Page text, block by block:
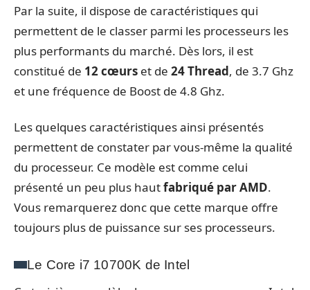
Par la suite, il dispose de caractéristiques qui
permettent de le classer parmi les processeurs les
plus performants du marché. Dès lors, il est
constitué de 12 cœurs et de 24 Thread, de 3.7 Ghz
et une fréquence de Boost de 4.8 Ghz.
Les quelques caractéristiques ainsi présentés
permettent de constater par vous-même la qualité
du processeur. Ce modèle est comme celui
présenté un peu plus hautfabriqué par AMD.
Vous remarquerez donc que cette marque offre
toujours plus de puissance sur ses processeurs.
Le Core i7 10700K de Intel